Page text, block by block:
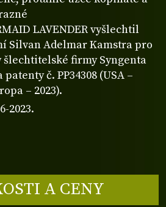
LAVENDER vyšlechtil
Silvan Adelmar Kamstra pro
šlechtitelské firmy Syngenta
č. PP34308 (USA –
– 2023).
2023.
A CENY